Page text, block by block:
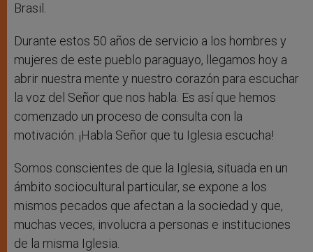
Brasil.
Durante estos 50 años de servicio a los hombres y
mujeres de este pueblo paraguayo, llegamos hoy a
abrir nuestra mente y nuestro corazón para escuchar
la voz del Señor que nos habla. Es así que hemos
comenzado un proceso de consulta con la
motivación: ¡Habla Señor que tu Iglesia escucha!
Somos conscientes de que la Iglesia, situada en un
ámbito sociocultural particular, se expone a los
mismos pecados que afectan a la sociedad y que,
muchas veces, involucra a personas e instituciones
de la misma Iglesia.